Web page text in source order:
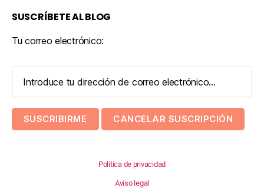
SUSCRÍBETE AL BLOG
Tu correo electrónico:
Política de privacidad
Aviso legal